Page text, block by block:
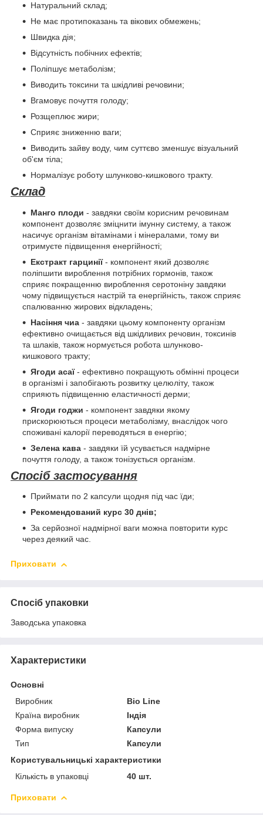
Натуральний склад;
Не має протипоказань та вікових обмежень;
Швидка дія;
Відсутність побічних ефектів;
Поліпшує метаболізм;
Виводить токсини та шкідливі речовини;
Вгамовує почуття голоду;
Розщеплює жири;
Сприяє зниженню ваги;
Виводить зайву воду, чим суттєво зменшує візуальний
об'єм тіла;
Нормалізує роботу шлунково-кишкового тракту.
Склад
Манго плоди - завдяки своїм корисним речовинам
компонент дозволяє зміцнити імунну систему, а також
насичує організм вітамінами і мінералами, тому ви
отримуєте підвищення енергійності;
Екстракт гарцинії- компонент який дозволяє
поліпшити вироблення потрібних гормонів, також
сприяє покращенню вироблення серотоніну завдяки
чому підвищується настрій та енергійність, також сприяє
спалюванню жирових відкладень;
Насіння чиа - завдяки цьому компоненту організм
ефективно очищається від шкідливих речовин, токсинів
та шлаків, також нормується робота шлунково-
кишкового тракту;
Ягоди асаї- ефективно покращують обмінні процеси
в організмі і запобігають розвитку целюліту, також
сприяють підвищенню еластичності дерми;
Ягоди годжи - компонент завдяки якому
прискорюються процеси метаболізму, внаслідок чого
споживані калорії переводяться в енергію;
Зелена кава - завдяки їй усувається надмірне
почуття голоду, а також тонізується організм.
Спосіб застосування
Приймати по 2 капсули щодня під час їди;
Рекомендований курс 30 днів;
За серйозної надмірної ваги можна повторити курс
через деякий час.
Приховати
Спосіб упаковки
Заводська упаковка
Характеристики
Основні
Виробник
Bio Line
Країна виробник
Індія
Форма випуску
Капсули
Тип
Капсули
Користувальницькі характеристики
Кількість в упаковці
40 шт.
Приховати